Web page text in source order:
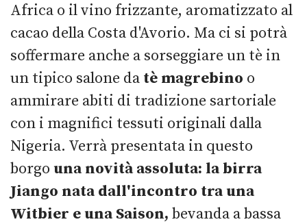
Africa o il vino frizzante, aromatizzato al
cacao della Costa d'Avorio. Ma ci si potrà
soffermare anche a sorseggiare un tè in
un tipico salone da tè magrebino o
ammirare abiti di tradizione sartoriale
con i magnifici tessuti originali dalla
Nigeria. Verrà presentata in questo
borgo una novità assoluta: la birra
Jiango nata dall'incontro tra una
Witbier e una Saison, bevanda a bassa